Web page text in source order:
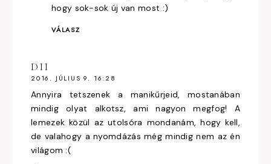
hogy sok-sok új van most :)
VÁLASZ
DII
2016. JÚLIUS 9. 16:28
Annyira tetszenek a manikűrjeid, mostanában
mindig olyat alkotsz, ami nagyon megfog! A
lemezek közül az utolsóra mondanám, hogy kell,
de valahogy a nyomdázás még mindig nem az én
világom :(